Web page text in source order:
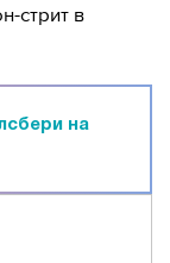
стрит в
на